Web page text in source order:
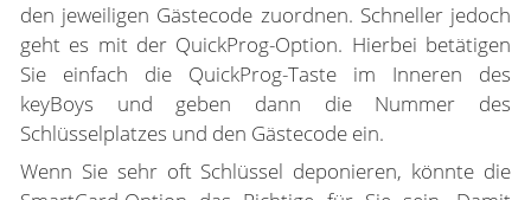
den jeweiligen Gästecode zuordnen. Schneller jedoch
geht es mit der QuickProg-Option. Hierbei betätigen
Sie einfach die QuickProg-Taste im Inneren des
keyBoys und geben dann die Nummer des
Schlüsselplatzes und den Gästecode ein.
Wenn Sie sehr oft Schlüssel deponieren, könnte die